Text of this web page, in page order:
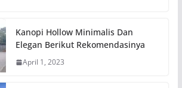
Kanopi Hollow Minimalis Dan
Elegan Berikut Rekomendasinya
April 1, 2023